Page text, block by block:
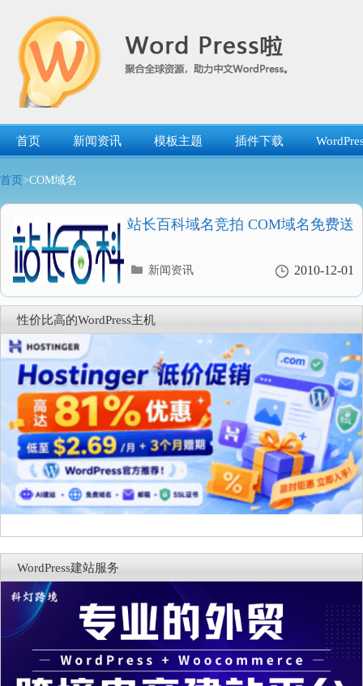
首页 新闻资讯 模板主题 插件下载
首页 >COM域名
站长百科域名竞拍 COM域名免费送
2010-12-01
分
录
新闻资讯
性价比高的WordPress主机
WordPress建站服务